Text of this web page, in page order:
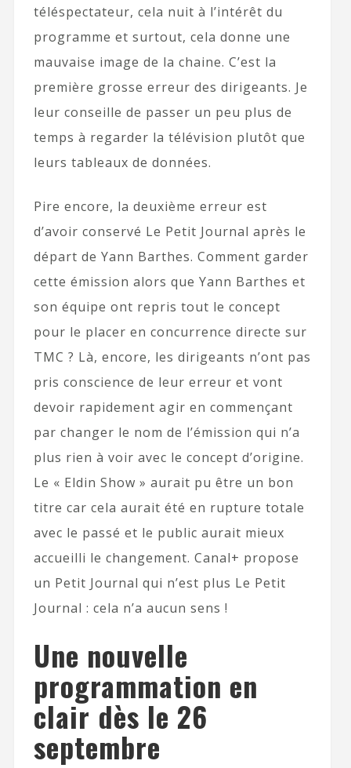
téléspectateur, cela nuit à l’intérêt du
programme et surtout, cela donne une
mauvaise image de la chaine. C’est la
première grosse erreur des dirigeants. Je
leur conseille de passer un peu plus de
temps à regarder la télévision plutôt que
leurs tableaux de données.
Pire encore, la deuxième erreur est
d’avoir conservé Le Petit Journal après le
départ de Yann Barthes. Comment garder
cette émission alors que Yann Barthes et
son équipe ont repris tout le concept
pour le placer en concurrence directe sur
TMC ? Là, encore, les dirigeants n’ont pas
pris conscience de leur erreur et vont
devoir rapidement agir en commençant
par changer le nom de l’émission qui n’a
plus rien à voir avec le concept d’origine.
Le « Eldin Show » aurait pu être un bon
titre car cela aurait été en rupture totale
avec le passé et le public aurait mieux
accueilli le changement. Canal+ propose
un Petit Journal qui n’est plus Le Petit
Journal : cela n’a aucun sens !
Une nouvelle
programmation en
clair dès le 26
septembre